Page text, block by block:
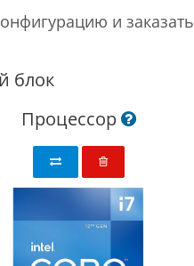
и заказать
блок
Процессор